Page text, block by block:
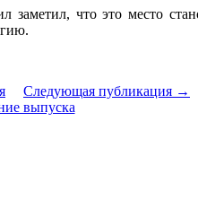
что это место
Следующая публикация →
выпуска